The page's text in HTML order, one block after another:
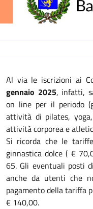
Descrizione
Al via le iscrizioni ai
gennaio 2025, infatti,
on line per il periodo
attività di pilates,
attività corporea e
Si ricorda che le
ginnastica dolce ( €
65. Gli eventuali posti
anche da utenti che
pagamento della tariffa
€ 140,00.